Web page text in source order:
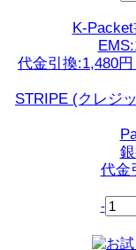
K-
代金引換:1,480
STRIPE (クレジ
代金
-